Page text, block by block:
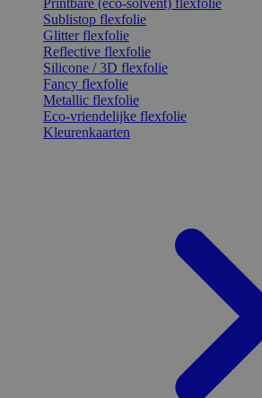
Sublistop flexfolie
Glitter flexfolie
Reflective flexfolie
Silicone / 3D flexfolie
Fancy flexfolie
Metallic flexfolie
Eco-vriendelijke flexfolie
Kleurenkaarten